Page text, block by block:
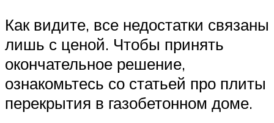
Как видите, все недостатки связаны
лишь с ценой. Чтобы принять
окончательное решение,
ознакомьтесь со статьей про плиты
перекрытия в газобетонном доме.